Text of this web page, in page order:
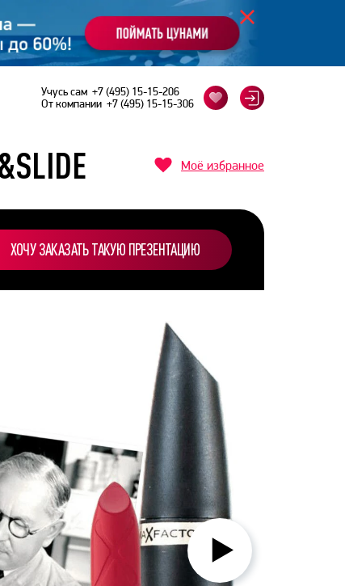
Учусь сам +7 (495) 15-15-206
От компании +7 (495) 15-15-306
Моё избранное
ХОЧУ ЗАКАЗАТЬ ТАКУЮ ПРЕЗЕНТАЦИЮ